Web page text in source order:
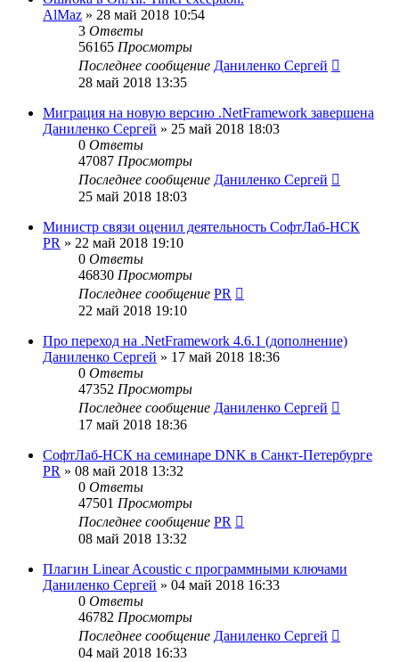
AlMaz » 28 май 2018 10:54
3 Ответы
56165 Просмотры
Последнее сообщение Даниленко Сергей
28 май 2018 13:35
Миграция на новую версию .NetFramework завершена
Даниленко Сергей » 25 май 2018 18:03
0 Ответы
47087 Просмотры
Последнее сообщение Даниленко Сергей
25 май 2018 18:03
Министр связи оценил деятельность СофтЛаб-НСК
PR » 22 май 2018 19:10
0 Ответы
46830 Просмотры
Последнее сообщение PR
22 май 2018 19:10
Про переход на .NetFramework 4.6.1 (дополнение)
Даниленко Сергей » 17 май 2018 18:36
0 Ответы
47352 Просмотры
Последнее сообщение Даниленко Сергей
17 май 2018 18:36
СофтЛаб-НСК на семинаре DNK в Санкт-Петербурге
PR » 08 май 2018 13:32
0 Ответы
47501 Просмотры
Последнее сообщение PR
08 май 2018 13:32
Плагин Linear Acoustic с программными ключами
Даниленко Сергей » 04 май 2018 16:33
0 Ответы
46782 Просмотры
Последнее сообщение Даниленко Сергей
04 май 2018 16:33